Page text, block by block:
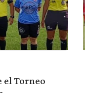
el Torneo